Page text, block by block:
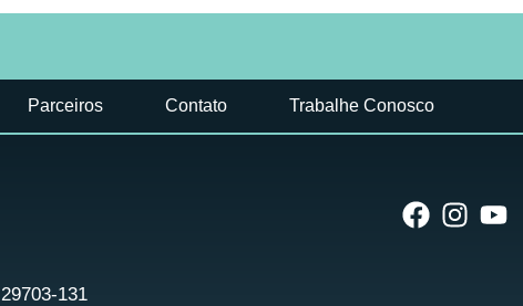
Parceiros Contato Trabalhe Conosco
131